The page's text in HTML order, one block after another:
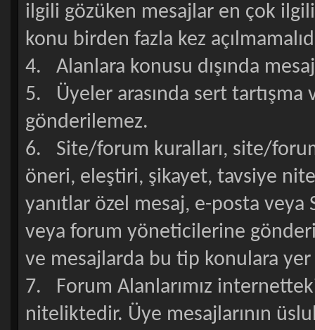
ilgili gözüken mesajlar en çok
konu birden fazla kez
4. Alanlara konusu dışında
5. Üyeler arasında sert
gönderilemez.
6. Site/forum kuralları, site/
öneri, eleştiri, şikayet, tavsiye
yanıtlar özel mesaj, e-posta veya
veya forum yöneticilerine
ve mesajlarda bu tip konulara
7. Forum Alanlarımız
niteliktedir. Üye mesajlarının